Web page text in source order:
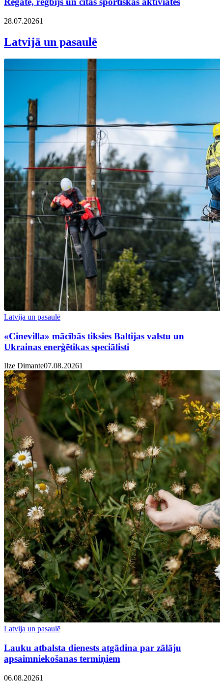
28.07.20261
Latvijā un pasaulē
Latvija un pasaulē
«Cinevilla» mācībās tiksies Baltijas valstu un
Ukrainas enerģētikas speciālisti
Ilze Dimante07.08.20261
Latvija un pasaulē
Lauku atbalsta dienests atgādina par zālāju
apsaimniekošanas termiņiem
06.08.20261